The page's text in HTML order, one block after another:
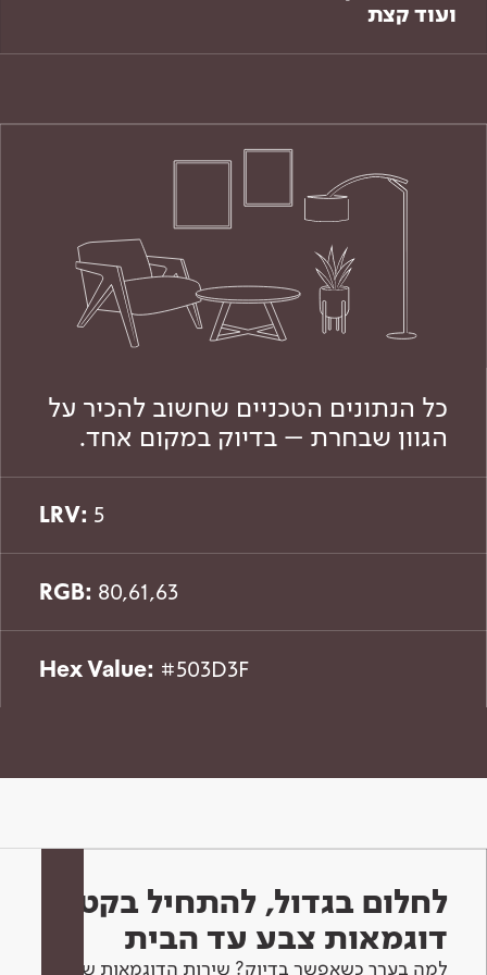
ועוד קצת
כל הנתונים הטכניים שחשוב להכיר על
הגוון שבחרת – בדיוק במקום אחד.
LRV: 5
RGB: 80,61,63
Hex Value: #503D3F
לחלום בגדול, להתחיל בקטן -
דוגמאות צבע עד הבית
למה בערך כשאפשר בדיוק? שירות הדוגמאות שלנו